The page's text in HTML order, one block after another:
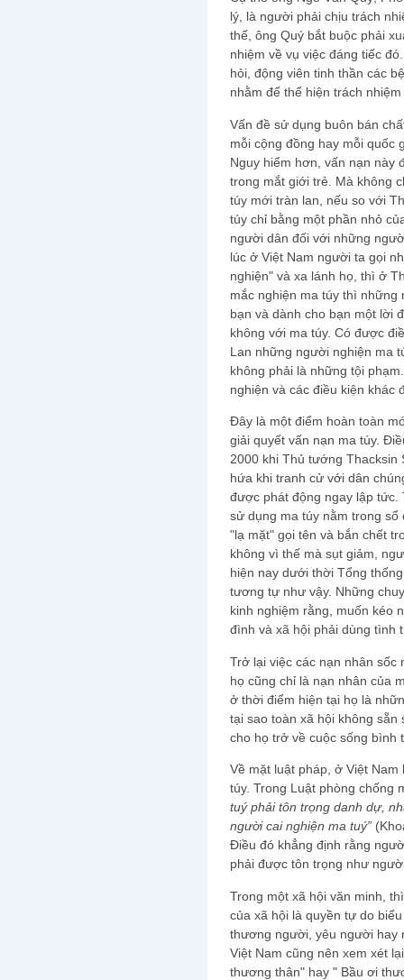
lý, là người phải chịu trách
thế, ông Quý bắt buộc phải
nhiệm về vụ việc đáng tiếc
hỏi, động viên tinh thần các
nhằm để thể hiện trách
Vấn đề sử dụng buôn bán
mỗi cộng đồng hay mỗi quốc
Nguy hiểm hơn, vấn nạn này
trong mắt giới trẻ. Mà không
túy mới tràn lan, nếu so với
túy chỉ bằng một phần nhỏ
người dân đối với những
lúc ở Việt Nam người ta gọi
nghiện" và xa lánh họ, thì ở
mắc nghiện ma túy thì
bạn và dành cho bạn một lời
không với ma túy. Có được
Lan những người nghiện ma
không phải là những tội
nghiện và các điều kiện khác
Đây là một điểm hoàn toàn
giải quyết vấn nạn ma túy.
2000 khi Thủ tướng Thacksin
hứa khi tranh cử với dân
được phát động ngay lập tức.
sử dụng ma túy nằm trong
"lạ mặt" gọi tên và bắn chết
không vì thế mà sụt giảm,
hiện nay dưới thời Tổng
tương tự như vậy. Những
kinh nghiệm rằng, muốn kéo
đình và xã hội phải dùng tình
Trở lại việc các nạn nhân sốc
họ cũng chỉ là nạn nhân của
ở thời điểm hiện tại họ là
tại sao toàn xã hội không sẵn
cho họ trở về cuộc sống bình
Về mặt luật pháp, ở Việt
túy. Trong Luật phòng chống
tuý phải tôn trọng danh dự,
người cai nghiện ma tuý”
Điều đó khẳng định rằng
phải được tôn trọng như
Trong một xã hội văn minh,
của xã hội là quyền tự do
thương người, yêu người hay
Việt Nam cũng nên xem xét
thương thân" hay " Bầu ơi